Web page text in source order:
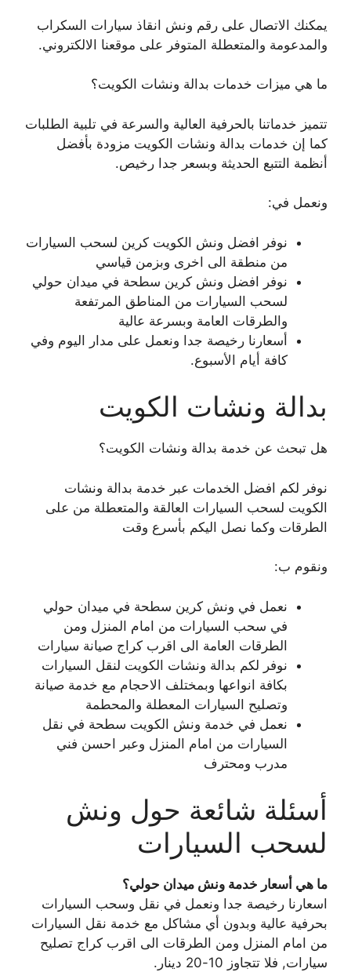
يمكنك الاتصال على رقم ونش انقاذ سيارات السكراب
والمدعومة والمتعطلة المتوفر على موقعنا الالكتروني.
ما هي ميزات خدمات بدالة ونشات الكويت؟
تتميز خدماتنا بالحرفية العالية والسرعة في تلبية الطلبات
كما إن خدمات بدالة ونشات الكويت مزودة بأفضل
أنظمة التتبع الحديثة وبسعر جدا رخيص.
ونعمل في:
نوفر افضل ونش الكويت كرين لسحب السيارات
من منطقة الى اخرى وبزمن قياسي
نوفر افضل ونش كرين سطحة في ميدان حولي
لسحب السيارات من المناطق المرتفعة
والطرقات العامة وبسرعة عالية
أسعارنا رخيصة جدا ونعمل على مدار اليوم وفي
كافة أيام الأسبوع.
بدالة ونشات الكويت
هل تبحث عن خدمة بدالة ونشات الكويت؟
نوفر لكم افضل الخدمات عبر خدمة بدالة ونشات
الكويت لسحب السيارات العالقة والمتعطلة من على
الطرقات وكما نصل اليكم بأسرع وقت
ونقوم ب:
نعمل في ونش كرين سطحة في ميدان حولي
في سحب السيارات من امام المنزل ومن
الطرقات العامة الى اقرب كراج صيانة سيارات
نوفر لكم بدالة ونشات الكويت لنقل السيارات
بكافة انواعها وبمختلف الاحجام مع خدمة صيانة
وتصليح السيارات المعطلة والمحطمة
نعمل في خدمة ونش الكويت سطحة في نقل
السيارات من امام المنزل وعبر احسن فني
مدرب ومحترف
أسئلة شائعة حول ونش
لسحب السيارات
ما هي أسعار خدمة ونش ميدان حولي؟
اسعارنا رخيصة جدا ونعمل في نقل وسحب السيارات
بحرفية عالية وبدون أي مشاكل مع خدمة نقل السيارات
من امام المنزل ومن الطرقات الى اقرب كراج تصليح
سيارات, فلا تتجاوز 10-20 دينار.